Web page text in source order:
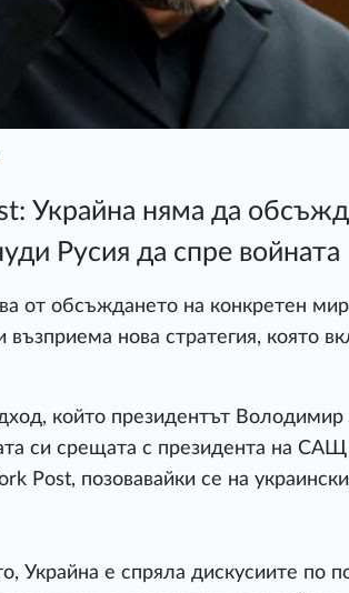
Украйна няма да
Русия да спре войната
от обсъждането на конкретен
възприема нова стратегия, която
който президентът
си срещата с президента на
Post, позовавайки се на
Украйна е спряла дискусиите по